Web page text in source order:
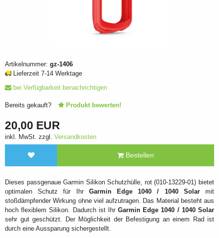
Artikelnummer: gz-1406
Lieferzeit 7-14 Werktage
bei Verfügbarkeit benachrichtigen
Bereits gekauft? Produkt bewerten!
20,00 EUR
inkl. MwSt. zzgl. Versandkosten
Bestellen
Dieses passgenaue Garmin Silikon Schutzhülle, rot (010-13229-01) bietet
optimalen Schutz für Ihr Garmin Edge 1040 / 1040 Solarmit
stoßdämpfender Wirkung ohne viel aufzutragen. Das Material besteht aus
hoch flexiblem Silikon. Dadurch ist IhrGarmin Edge 1040 / 1040 Solar
sehr gut geschützt. Der Möglichkeit der Befestigung an einem Rad ist
durch eine Aussparung sichergestellt.